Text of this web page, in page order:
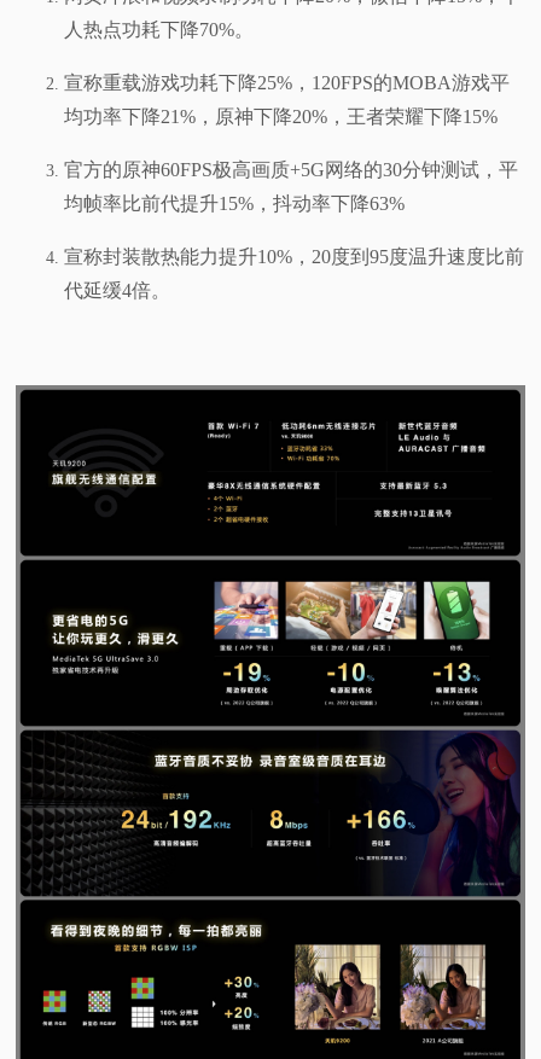
人热点功耗下降70%。
宣称重载游戏功耗下降25%，120FPS的MOBA游戏平
均功率下降21%，原神下降20%，王者荣耀下降15%
官方的原神60FPS极高画质+5G网络的30分钟测试，平
均帧率比前代提升15%，抖动率下降63%
宣称封装散热能力提升10%，20度到95度温升速度比前
代延缓4倍。